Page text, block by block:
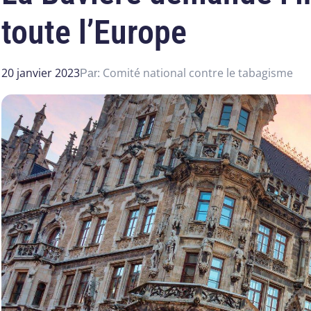
toute l’Europe
20 janvier 2023Par: Comité national contre le tabagisme